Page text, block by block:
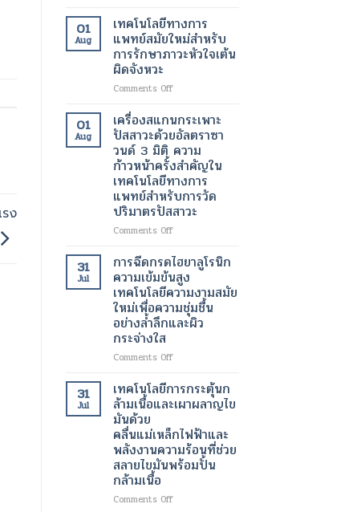
ง
สมัย
ใหม่
ร้าย
แรง
ลา
เจน
เทคโนโลยี
ความ
สมัย
เพื่อ
การ
ฟื้นฟู
ผิว
อย่าง
เป็น
ธรรมชาติ
ช่วย
ลด
น้ำ
หนัก
ใหม่
ของ
การ
จัดการ
น้ำ
หนัก
สมัย
ใหม่
01
Aug
เทคโนโลยีทางการ
แพทย์สมัยใหม่สำหรับ
การรักษาภาวะหัวใจเต้น
ผิดจังหวะ
Comments Offon
ทางการ
แพทย์
สมัย
ใหม่
สำหรับ
การ
รักษา
ภาวะ
หัวใจ
จังหวะ
01
Aug
เครื่องสแกนกระเพาะ
ปัสสาวะด้วยอัลตราซา
วนด์ 3 มิติ ความ
ก้าวหน้าครั้งสำคัญใน
เทคโนโลยีทางการ
แพทย์สำหรับการวัด
ปริมาตรปัสสาวะ
Comments Offon
สแกน
กระเพาะ
ปัสสาวะ
ด้วย
อัลตรา
ซา
3
ก้าวหน้า
ครั้ง
ใน
เทคโนโลยี
ทางการ
การ
31
Jul
การฉีดกรดไฮยาลูโรนิก
ความเข้มข้นสูง
เทคโนโลยีความงามสมัย
ใหม่เพื่อความชุ่มชื้น
อย่างล้ำลึกและผิว
กระจ่างใส
Comments Offon
ฉีด
กรด
ไฮ
ลู
โร
นิก
เข้ม
31
Jul
เทคโนโลยีการกระตุ้นก
ล้ามเนื้อและเผาผลาญไข
มันด้วย
คลื่นแม่เหล็กไฟฟ้าและ
พลังงานความร้อนที่ช่วย
สลายไขมันพร้อมปั้น
กล้ามเนื้อ
Comments Offon